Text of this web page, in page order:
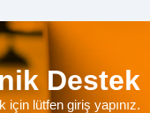
Destek
için lütfen giriş yapınız.